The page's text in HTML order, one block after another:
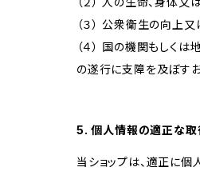
（３） 公衆衛生の向上
（４） 国の機関もしく
の遂行に支障を及ぼす
5. 個人情報の適正な取
当ショップは、適正に個